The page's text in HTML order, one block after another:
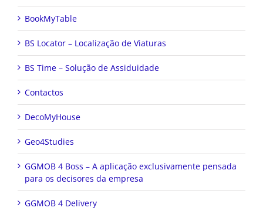
BookMyTable
BS Locator – Localização de Viaturas
BS Time – Solução de Assiduidade
Contactos
DecoMyHouse
Geo4Studies
GGMOB 4 Boss – A aplicação exclusivamente pensada
para os decisores da empresa
GGMOB 4 Delivery